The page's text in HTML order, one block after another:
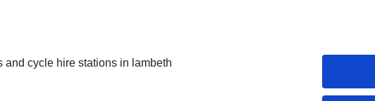
cycle hire stations in lambeth